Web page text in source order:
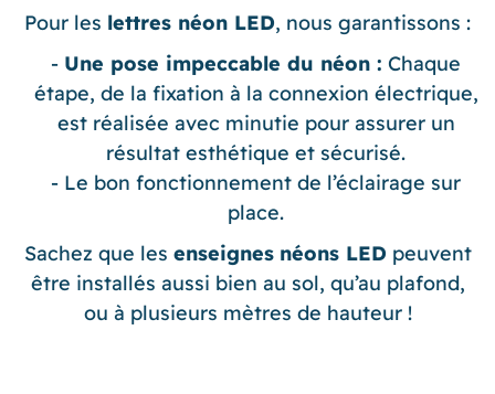
Pour les lettres néon LED, nous garantissons :
Une pose impeccable du néon : Chaque
étape, de la fixation à la connexion électrique,
est réalisée avec minutie pour assurer un
résultat esthétique et sécurisé.
Le bon fonctionnement de l’éclairage sur
place.
Sachez que les enseignes néons LEDpeuvent
être installés aussi bien au sol, qu’au plafond,
ou à plusieurs mètres de hauteur !